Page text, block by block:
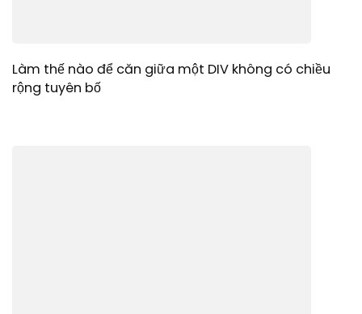
Làm thế nào để căn giữa một DIV không có chiều
rộng tuyên bố